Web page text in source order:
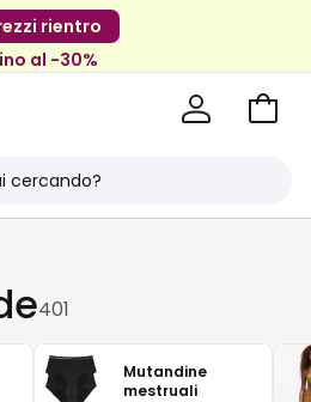
rientro
al -30%
Vai
401
Mutandine
mestruali